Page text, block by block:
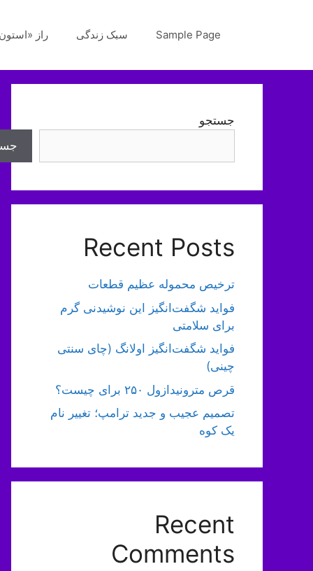
Sample Page سبک زندگی راز
جستجو
Recent Posts
ترخیص محموله عظیم قطعات
فواید شگفت‌انگیز این نوشیدنی گرم
برای سلامتی
فواید شگفت‌انگیز اولانگ (چای سنتی
چینی)
قرص مترونیدازول ۲۵۰ برای چیست؟
تصمیم عجیب و جدید ترامپ؛ تغییر نام
یک کوه
Recent
Comments